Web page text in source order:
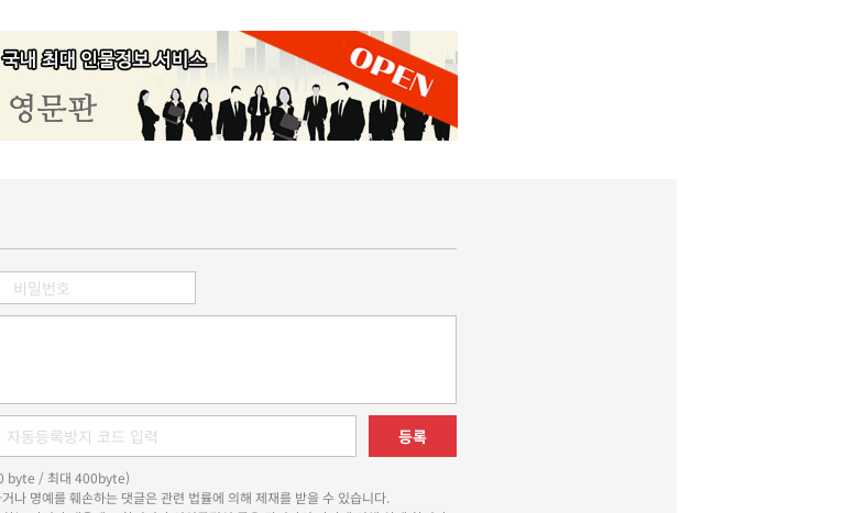
등록
byte / 최대 400byte)
나 명예를 훼손하는 댓글은 관련 법률에 의해 제재를 받을 수 있습니다.